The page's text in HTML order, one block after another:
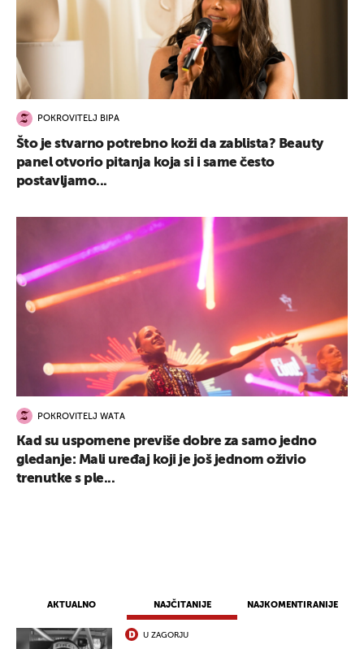
AKTUALNO NAJČITANIJE NAJKOMENTIRANIJE
U ZAGORJU
POKROVITELJ BIPA
Što je stvarno potrebno koži da zablista? Beauty
panel otvorio pitanja koja si i same često
postavljamo...
POKROVITELJ WATA
Kad su uspomene previše dobre za samo jedno
gledanje: Mali uređaj koji je još jednom oživio
trenutke s ple...